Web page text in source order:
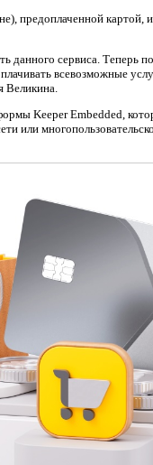
предоплаченной картой,
данного сервиса. Теперь
всевозможные
Великина.
Keeper Embedded,
или